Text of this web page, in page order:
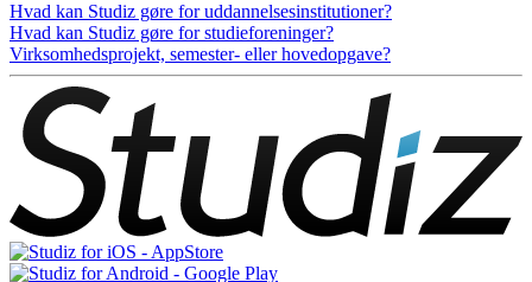
Hvad kan Studiz gøre for uddannelsesinstitutioner?
Hvad kan Studiz gøre for studieforeninger?
Virksomhedsprojekt, semester- eller hovedopgave?